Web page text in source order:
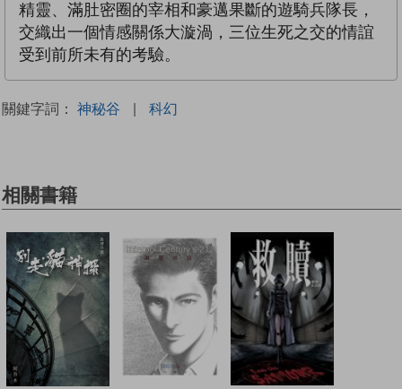
精靈、滿肚密圈的宰相和豪邁果斷的遊騎兵隊長，
交織出一個情感關係大漩渦，三位生死之交的情誼
受到前所未有的考驗。
關鍵字詞： 神秘谷 | 科幻
相關書籍